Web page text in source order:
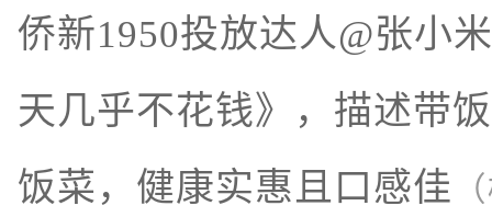
侨新1950投放达人@张小
天几乎不花钱》，描述带
饭菜，健康实惠且口感佳